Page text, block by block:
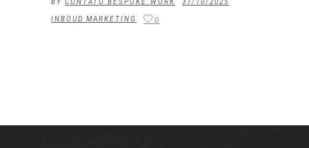
BY CONTATO BESPOKE.WORK 31/10/2025
INBOUD MARKETING 0